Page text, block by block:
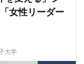
女性リーダー
大学